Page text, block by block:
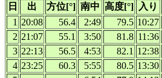
日
出 方位[°] 南中 高度[°] 入り
1 20:08 56.4 2:49 79.5 10:27
2 21:07 55.1 3:50 81.8 11:36
3 22:13 56.5 4:53 82.1 12:38
4 23:25 60.3 5:55 80.5 13:30